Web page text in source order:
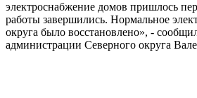
электроснабжение домов пришлось
работы завершились. Нормальное
округа было восстановлено», -
администрации Северного округа